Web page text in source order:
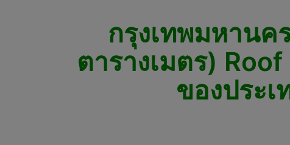
กรุงเทพมหานค
ตารางเมตร)
ของประ